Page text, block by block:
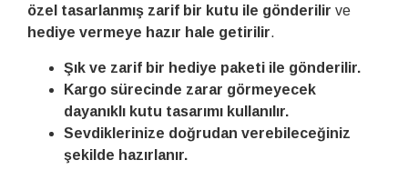
özel tasarlanmış zarif bir kutu ile gönderilir ve
hediye vermeye hazır hale getirilir.
Şık ve zarif bir hediye paketi ile gönderilir.
Kargo sürecinde zarar görmeyecek
dayanıklı kutu tasarımı kullanılır.
Sevdiklerinize doğrudan verebileceğiniz
şekilde hazırlanır.